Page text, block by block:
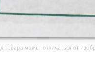
товара может отличаться от